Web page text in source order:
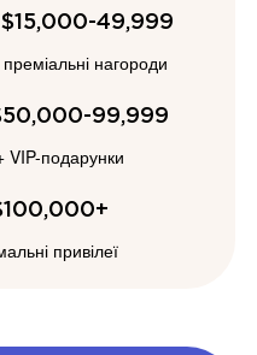
49,999
нагороди
99,999
VIP-подарунки
привілеї